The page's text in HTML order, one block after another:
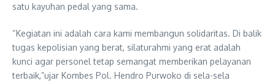
satu kayuhan pedal yang sama.
“Kegiatan ini adalah cara kami membangun solidaritas. Di balik
tugas kepolisian yang berat, silaturahmi yang erat adalah
kunci agar personel tetap semangat memberikan pelayanan
terbaik,”ujar Kombes Pol. Hendro Purwoko di sela-sela